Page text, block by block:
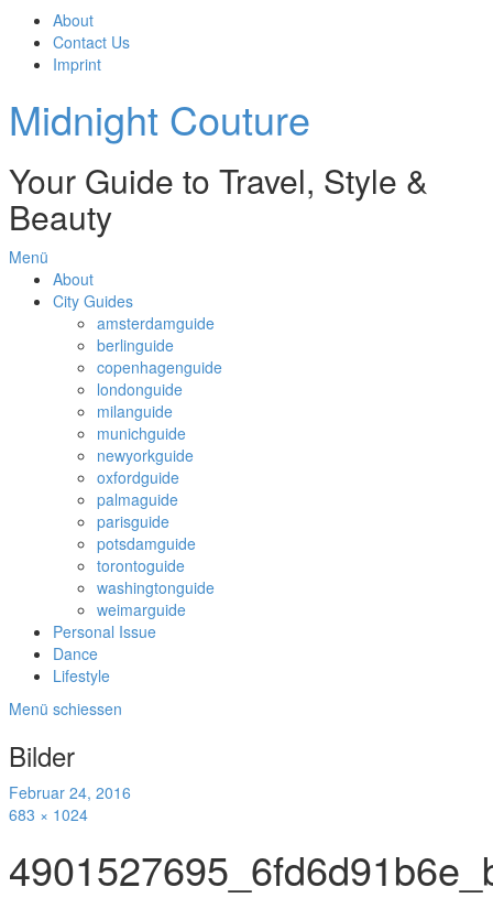
About
Contact Us
Imprint
Midnight Couture
Your Guide to Travel, Style &
Beauty
Menü
About
City Guides
amsterdamguide
berlinguide
copenhagenguide
londonguide
milanguide
munichguide
newyorkguide
oxfordguide
palmaguide
parisguide
potsdamguide
torontoguide
washingtonguide
weimarguide
Personal Issue
Dance
Lifestyle
Menü schiessen
Bilder
Februar 24, 2016
683 × 1024